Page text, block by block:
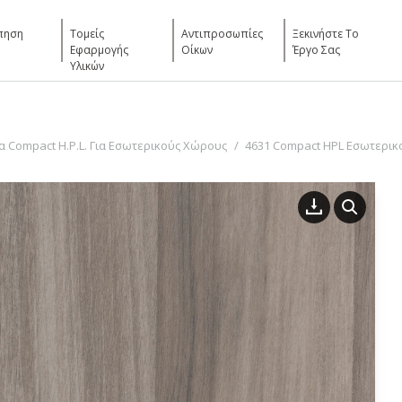
Τομείς
Εφαρμογής
Υλικών
Αντιπροσωπίες
Οίκων
Ξεκινήστε Το
Έργο Σας
Compact H.P.L. Για Εσωτερικούς Χώρους 4631 Compact HPL